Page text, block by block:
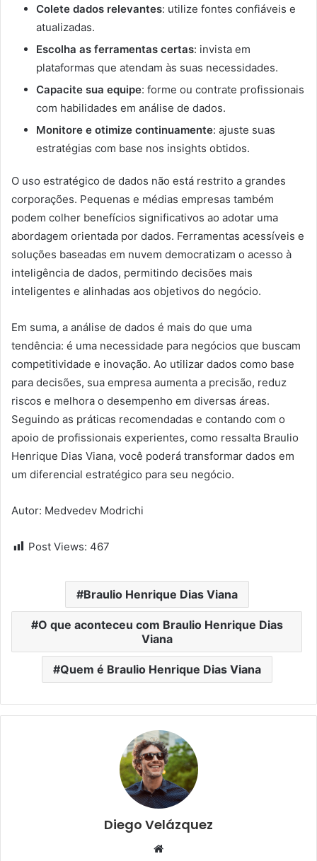
Colete dados relevantes: utilize fontes confiáveis e
atualizadas.
Escolha as ferramentas certas: invista em
plataformas que atendam às suas necessidades.
Capacite sua equipe: forme ou contrate profissionais
com habilidades em análise de dados.
Monitore e otimize continuamente: ajuste suas
estratégias com base nos insights obtidos.
O uso estratégico de dados não está restrito a grandes
corporações. Pequenas e médias empresas também
podem colher benefícios significativos ao adotar uma
abordagem orientada por dados. Ferramentas acessíveis e
soluções baseadas em nuvem democratizam o acesso à
inteligência de dados, permitindo decisões mais
inteligentes e alinhadas aos objetivos do negócio.
Em suma, a análise de dados é mais do que uma
tendência: é uma necessidade para negócios que buscam
competitividade e inovação. Ao utilizar dados como base
para decisões, sua empresa aumenta a precisão, reduz
riscos e melhora o desempenho em diversas áreas.
Seguindo as práticas recomendadas e contando com o
apoio de profissionais experientes, como ressalta Braulio
Henrique Dias Viana, você poderá transformar dados em
um diferencial estratégico para seu negócio.
Autor: Medvedev Modrichi
Post Views: 467
Braulio Henrique Dias Viana
O que aconteceu com Braulio Henrique Dias
Viana
Quem é Braulio Henrique Dias Viana
Diego Velázquez
Website